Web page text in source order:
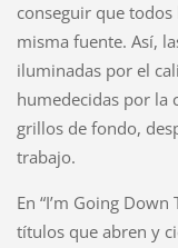
conseguir que
misma fuente. Así,
iluminadas por el
humedecidas por la
grillos de fondo,
trabajo.
En “I’m Going Down
títulos que abren y